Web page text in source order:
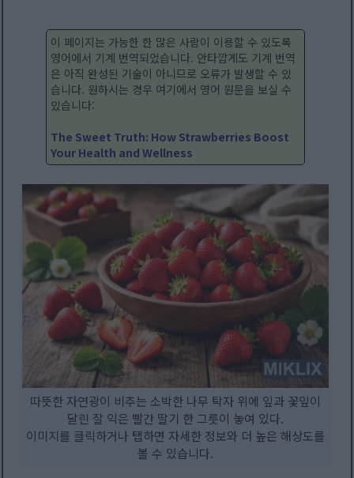
이 페이지는 가능한 한 많은 사람이 이용할 수 있도록
영어에서 기계 번역되었습니다. 안타깝게도 기계 번역
은 아직 완성된 기술이 아니므로 오류가 발생할 수 있
습니다. 원하시는 경우 여기에서 영어 원문을 보실 수
있습니다:
The Sweet Truth: How Strawberries Boost
Your Health and Wellness
따뜻한 자연광이 비추는 소박한 나무 탁자 위에 잎과 꽃잎이
달린 잘 익은 빨간 딸기 한 그릇이 놓여 있다.
이미지를 클릭하거나 탭하면 자세한 정보와 더 높은 해상도를
볼 수 있습니다.